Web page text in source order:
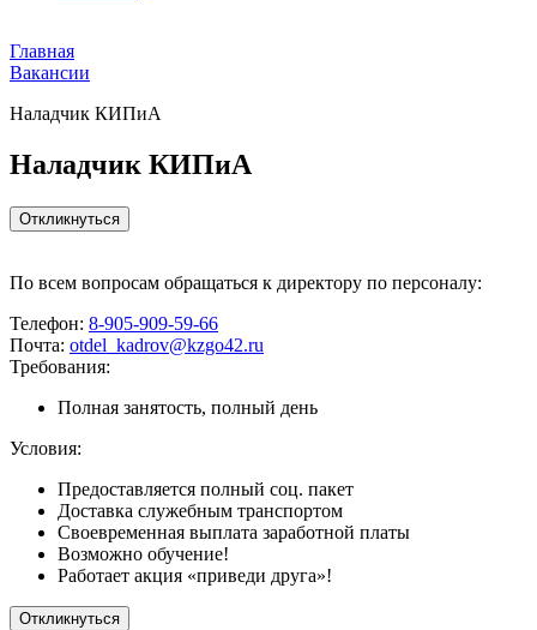
Главная
Вакансии
Наладчик КИПиА
Наладчик КИПиА
Откликнуться
По всем вопросам обращаться к директору по персоналу:
Телефон: 8-905-909-59-66
Почта: otdel_kadrov@kzgo42.ru
Требования:
Полная занятость, полный день
Условия:
Предоставляется полный соц. пакет
Доставка служебным транспортом
Своевременная выплата заработной платы
Возможно обучение!
Работает акция «приведи друга»!
Откликнуться